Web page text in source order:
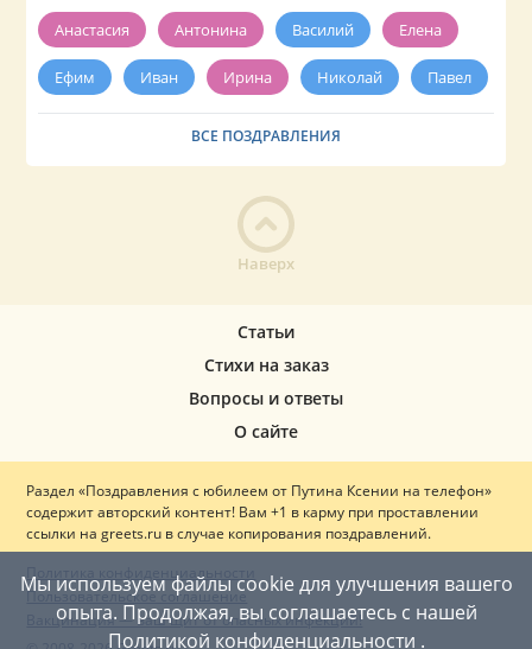
Анастасия Антонина Василий Елена
Ефим Иван Ирина Николай Павел
ВСЕ ПОЗДРАВЛЕНИЯ
Наверх
Мы используем файлы cookie для улучшения вашего
опыта. Продолжая, вы соглашаетесь с нашей
Политикой конфиденциальности .
Статьи
Стихи на заказ
Вопросы и ответы
О сайте
Раздел «Поздравления с юбилеем от Путина Ксении на телефон»
содержит авторский контент! Вам +1 в карму при проставлении
ссылки на greets.ru в случае копирования поздравлений.
Политика конфиденциальности
Пользовательское соглашение
Вакцинация — ваш щит от опасных инфекций!